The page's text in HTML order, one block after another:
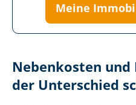
Meine
Nebenkosten
der Unterschied